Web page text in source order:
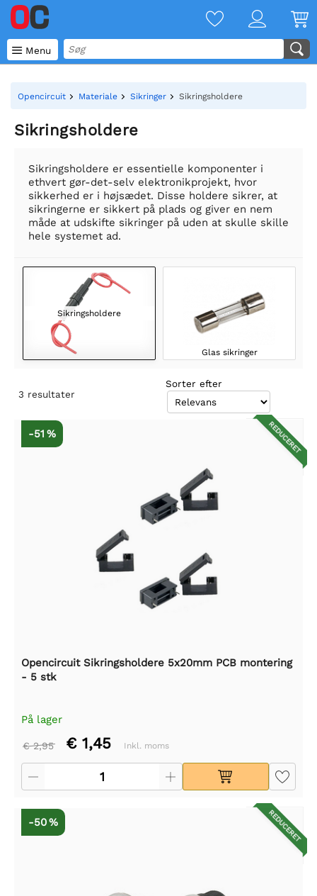
 Menu
Opencircuit Materiale Sikringer Sikringsholdere
Sikringsholdere
Sikringsholdere er essentielle komponenter i
ethvert gør-det-selv elektronikprojekt, hvor
sikkerhed er i højsædet. Disse holdere sikrer, at
sikringerne er sikkert på plads og giver en nem
måde at udskifte sikringer på uden at skulle skille
hele systemet ad.
Sikringsholdere
Glas sikringer
3 resultater
Sorter efter
REDUCERET
-51 %
Opencircuit Sikringsholdere 5x20mm PCB montering
- 5 stk
På lager
€ 2,95 € 1,45 Inkl. moms
REDUCERET
-50 %